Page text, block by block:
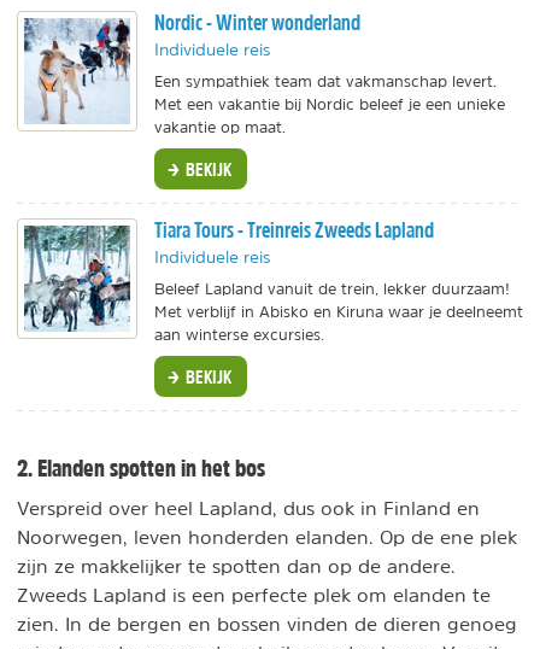
Nordic - Winter wonderland
Individuele reis
Een sympathiek team dat vakmanschap levert.
Met een vakantie bij Nordic beleef je een unieke
vakantie op maat.
BEKIJK
Tiara Tours - Treinreis Zweeds Lapland
Individuele reis
Beleef Lapland vanuit de trein, lekker duurzaam!
Met verblijf in Abisko en Kiruna waar je deelneemt
aan winterse excursies.
BEKIJK
2. Elanden spotten in het bos
Verspreid over heel Lapland, dus ook in Finland en
Noorwegen, leven honderden elanden. Op de ene plek
zijn ze makkelijker te spotten dan op de andere.
Zweeds Lapland is een perfecte plek om elanden te
zien. In de bergen en bossen vinden de dieren genoeg